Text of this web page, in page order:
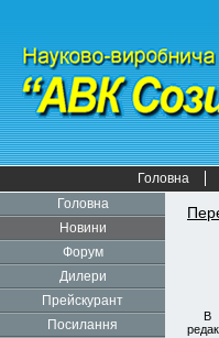
Головна
Головна
Новини
Форум
Дилери
Прейскурант
Посилання
В